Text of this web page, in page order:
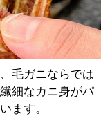
毛ガニならでは
細なカニ身がパ
ます。